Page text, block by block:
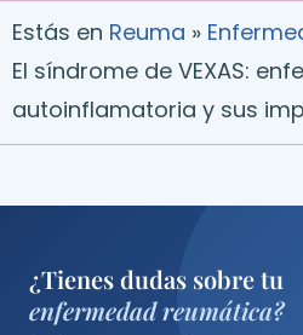
Estás en Reuma »
El síndrome de VEXAS:
autoinflamatoria y sus
¿Tienes dudas sobre tu
enfermedad reumática?